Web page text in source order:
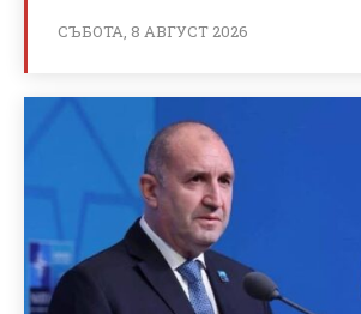
СЪБОТА, 8 АВГУСТ 2026